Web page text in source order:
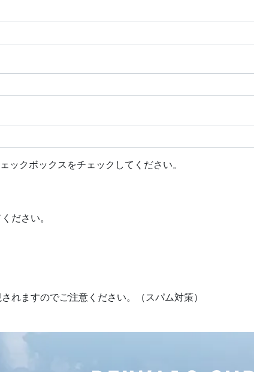
ックボックスをチェックしてください。
ださい。
れますのでご注意ください。（スパム対策）